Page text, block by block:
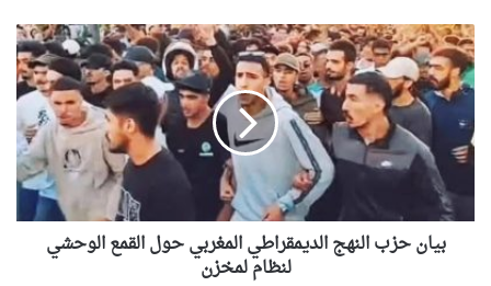
بيان
حزب
النهج
الديمقراطي
المغربي
حول
القمع
الوحشي
لنظام
لمخزنبيان حزب النهج الديمقراطي المغربي حول القمع الوحشي
لنظام لمخزن